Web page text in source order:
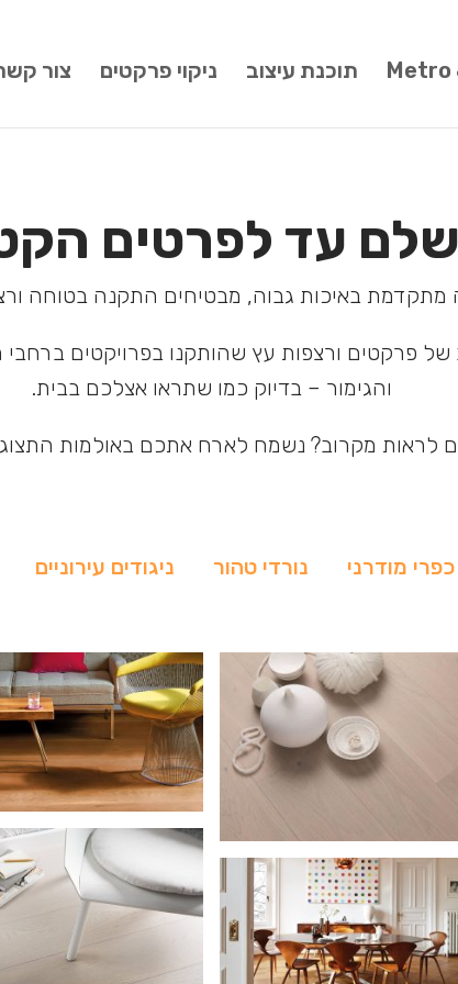
Metro תוכנת עיצוב ניקוי פרקטים צור
עד לפרטים
מתקדמת באיכות גבוה, מבטיחים התקנה בטוחה
פרקטים ורצפות עץ שהותקנו בפרויקטים
והגימור – בדיוק כמו שתראו אצלכם בבית.
לראות מקרוב? נשמח לארח אתכם באולמות
כפרי מודרני נורדי טהור ניגודים עירוניים